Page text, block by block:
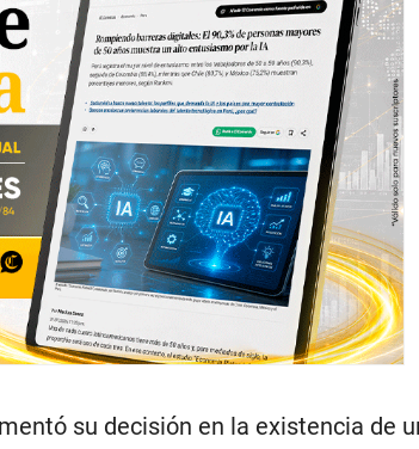
su decisión en la existencia de